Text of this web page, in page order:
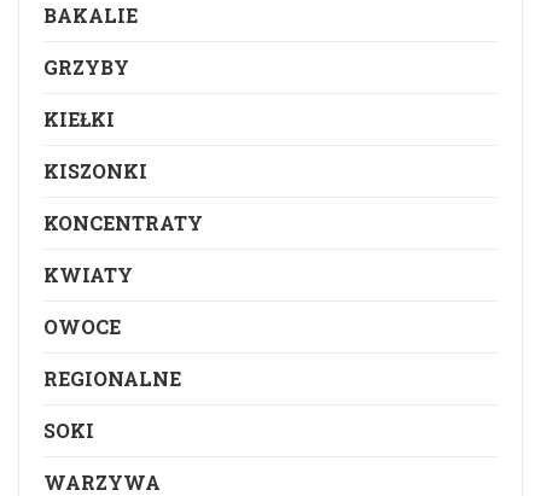
BAKALIE
GRZYBY
KIEŁKI
KISZONKI
KONCENTRATY
KWIATY
OWOCE
REGIONALNE
SOKI
WARZYWA